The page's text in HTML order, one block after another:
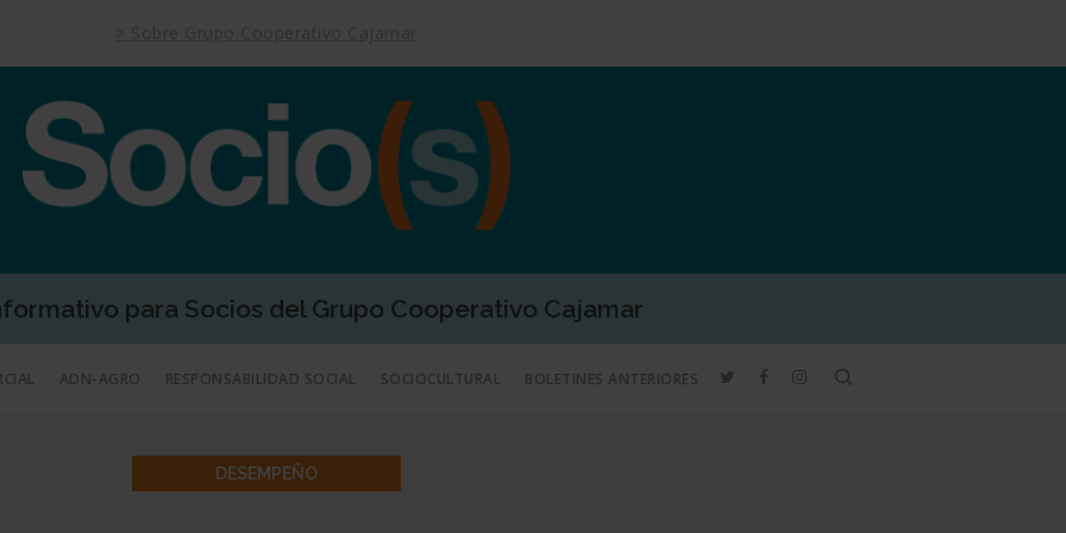
para Socios del Grupo Cooperativo Cajamar
ADN-AGRO RESPONSABILIDAD SOCIAL SOCIOCULTURAL BOLETINES ANTERIORES TWITTERFACEBOOKINSTAGRAM
DESEMPEÑO